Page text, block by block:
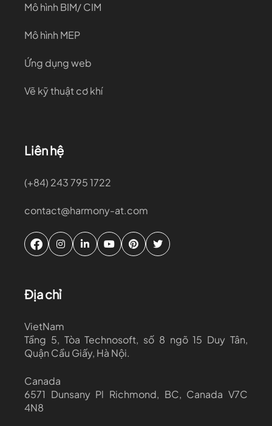
Mô hình BIM/ CIM
Mô hình MEP
Ứng dụng web
Vẽ kỹ thuật cơ khí
Liên hệ
(+84) 243 795 1722
contact@harmony-at.com
Địa chỉ
VietNam
Tầng 5, Tòa Technosoft, số 8 ngõ 15 Duy Tân,
Quận Cầu Giấy, Hà Nội.
Canada
6571 Dunsany Pl Richmond, BC, Canada V7C
4N8